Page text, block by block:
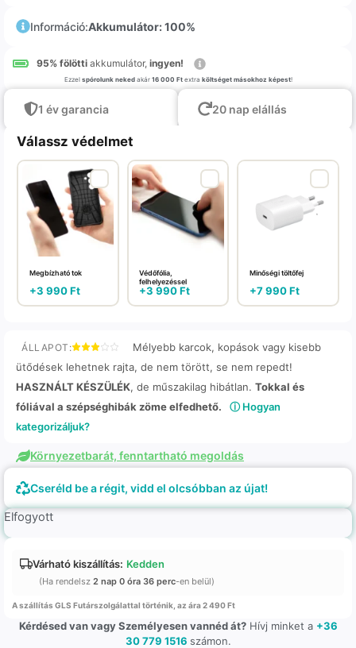
Információ:Akkumulátor: 100%
95% fölötti akkumulátor, ingyen!
Ezzel spórolunk nekedakár 16 000 Ftextra költséget másokhoz képest!
1 év garancia 20 nap elállás
Válassz védelmet
Megbízható tok
+3 990Ft
Védőfólia,
felhelyezéssel
+3 990Ft
Minőségi töltőfej
+7 990Ft
ÁLLAPOT:
Mélyebb karcok, kopások vagy kisebb
ütődések lehetnek rajta, de nem törött, se nem repedt!
HASZNÁLT KÉSZÜLÉK, de műszakilag hibátlan. Tokkal és
fóliával a szépséghibák zöme elfedhető.
ⓘ Hogyan
kategorizáljuk?
Környezetbarát, fenntartható megoldás
Cseréld be a régit, vidd el olcsóbban az újat!
Elfogyott
Várható kiszállítás: Kedden
(Ha rendelsz 2 nap 0 óra 36 perc-en belül)
A szállítás GLS Futárszolgálattal történik, az ára 2 490 Ft
Kérdésed van vagy Személyesen vannéd át?Hívj minket a +36
30 779 1516 számon.